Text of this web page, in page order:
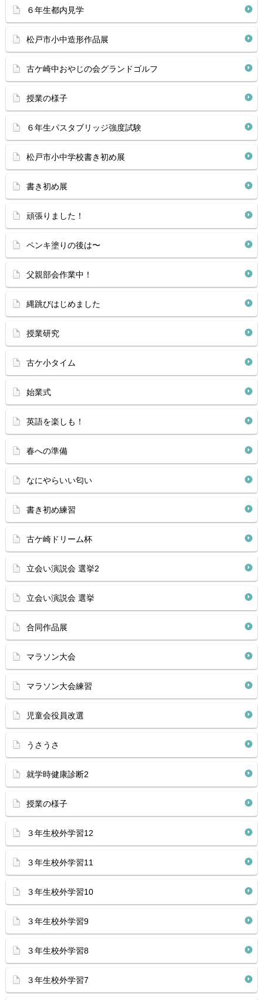
６年生都内見学
松戸市小中造形作品展
古ケ崎中おやじの会グランドゴルフ
授業の様子
６年生パスタブリッジ強度試験
松戸市小中学校書き初め展
書き初め展
頑張りました！
ペンキ塗りの後は〜
父親部会作業中！
縄跳びはじめました
授業研究
古ケ小タイム
始業式
英語を楽しも！
春への準備
なにやらいい匂い
書き初め練習
古ケ崎ドリーム杯
立会い演説会 選挙2
立会い演説会 選挙
合同作品展
マラソン大会
マラソン大会練習
児童会役員改選
うさうさ
就学時健康診断2
授業の様子
３年生校外学習12
３年生校外学習11
３年生校外学習10
３年生校外学習9
３年生校外学習8
３年生校外学習7